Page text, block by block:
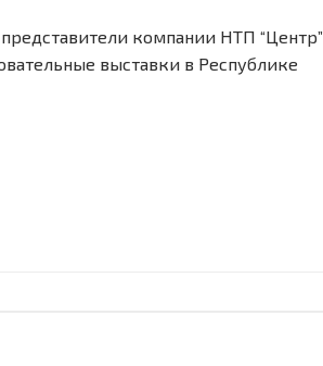
компании НТП “Центр”
выставки в Республике